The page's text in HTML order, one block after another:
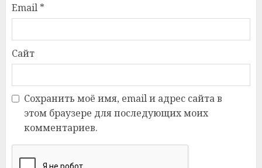
Email *
Сайт
Сохранить моё имя, email и адрес сайта в
этом браузере для последующих моих
комментариев.